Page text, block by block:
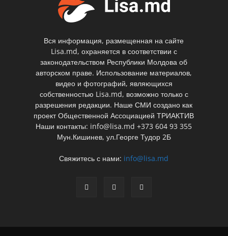
Вся информация, размещенная на сайте
Lisa.md, охраняется в соответствии с
законодательством Республики Молдова об
авторском праве. Использование материалов,
видео и фотографий, являющихся
собственностью Lisa.md, возможно только с
разрешения редакции. Наше СМИ создано как
проект Общественной Ассоциацией ТРИАКТИВ
Наши контакты: info@lisa.md +373 604 93 355
Мун.Кишинев, ул.Георге Тудор 2Б
Свяжитесь с нами: info@lisa.md